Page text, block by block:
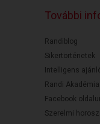
További
Randiblog
Sikertörténetek
Intelligens
Randi Akadémia
Facebook
Szerelmi